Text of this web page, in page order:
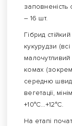
заповненість
– 16 шт.
Гібрид
кукурудзи
комах
середню
вегетації,
+10°С…+12°С.
На етапі